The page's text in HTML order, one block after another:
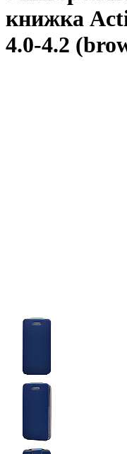
книжка
4.0-4.2